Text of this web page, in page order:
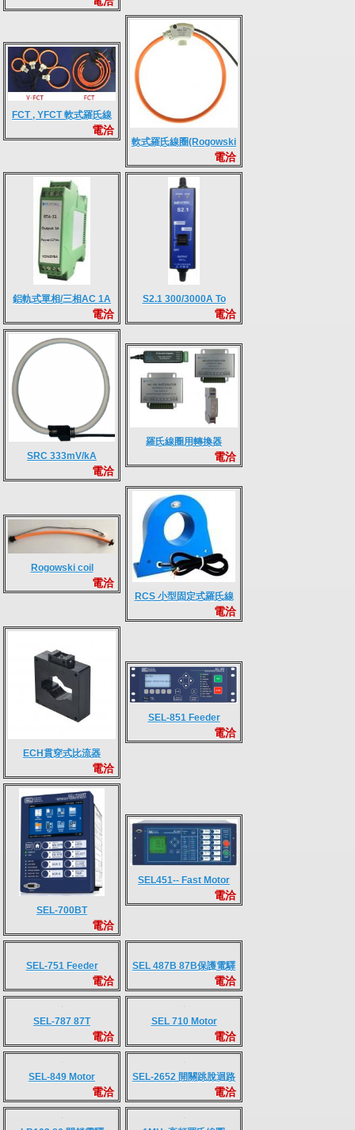
FCT , YFCT 軟式羅氏線
圈(Rogowski coil)CT
電洽
軟式羅氏線圈(Rogowski
coil)CT 附固定器 - NRC
Series
電洽
鋁軌式單相/三相AC 1A
電洽
S2.1 300/3000A To
電洽
SRC 333mV/kA
Rogowski coil電洽
羅氏線圈用轉換器
電洽
Rogowski coil
technology solutions
電洽
RCS 小型固定式羅氏線
電洽
ECH貫穿式比流器
電洽
SEL-851 Feeder
Protection Relay電洽
SEL-700BT
MBT(FBT,HBT) 快速匯流
排切換
電洽
SEL451-- Fast Motor
Bus Transfer System
電洽
SEL-751 Feeder
Protection Relay電洽
SEL 487B 87B保護電驛
電洽
SEL-787 87T
SEL 710 Motor